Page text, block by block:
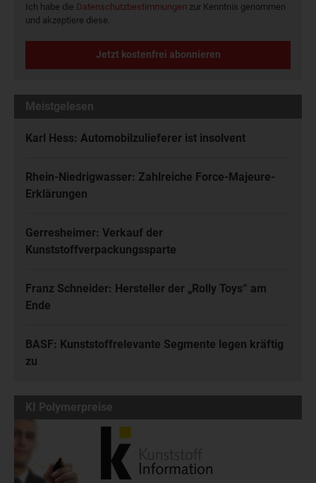
Ich habe die Datenschutzbestimmungen zur Kenntnis genommen
und akzeptiere diese.
Jetzt kostenfrei abonnieren
Meistgelesen
Karl Hess: Automobilzulieferer ist insolvent
Rhein-Niedrigwasser: Zahlreiche Force-Majeure-
Erklärungen
Gerresheimer: Verkauf der
Kunststoffverpackungssparte
Franz Schneider: Hersteller der „Rolly Toys“ am
Ende
BASF: Kunststoffrelevante Segmente legen kräftig
zu
KI Polymerpreise